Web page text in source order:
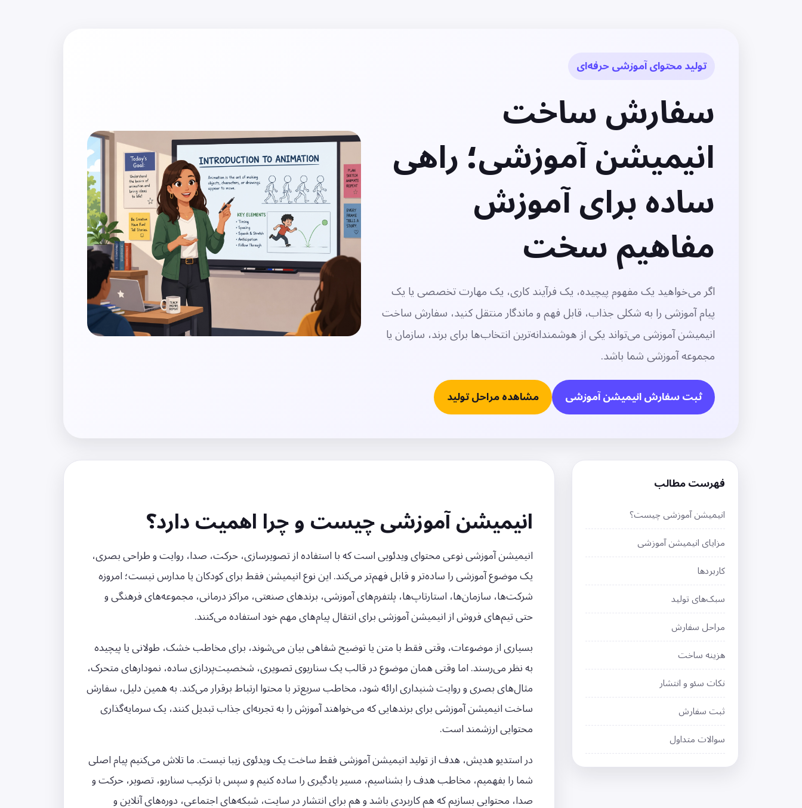
تولید محتوای آموزشی حرفه‌ای
سفارش ساخت
انیمیشن آموزشی؛ راهی
ساده برای آموزش
مفاهیم سخت
اگر می‌خواهید یک مفهوم پیچیده، یک فرآیند کاری، یک مهارت تخصصی یا یک
پیام آموزشی را به شکلی جذاب، قابل فهم و ماندگار منتقل کنید، سفارش ساخت
انیمیشن آموزشی می‌تواند یکی از هوشمندانه‌ترین انتخاب‌ها برای برند، سازمان یا
مجموعه آموزشی شما باشد.
ثبت سفارش انیمیشن آموزشی مشاهده مراحل تولید
فهرست مطالب
انیمیشن آموزشی چیست؟
مزایای انیمیشن آموزشی
کاربردها
سبک‌های تولید
مراحل سفارش
هزینه ساخت
نکات سئو و انتشار
ثبت سفارش
سوالات متداول
انیمیشن آموزشی چیست و چرا اهمیت دارد؟
انیمیشن آموزشی نوعی محتوای ویدئویی است که با استفاده از تصویرسازی، حرکت، صدا، روایت و طراحی بصری،
یک موضوع آموزشی را ساده‌تر و قابل فهم‌تر می‌کند. این نوع انیمیشن فقط برای کودکان یا مدارس نیست؛ امروزه
شرکت‌ها، سازمان‌ها، استارتاپ‌ها، پلتفرم‌های آموزشی، برندهای صنعتی، مراکز درمانی، مجموعه‌های فرهنگی و
حتی تیم‌های فروش از انیمیشن آموزشی برای انتقال پیام‌های مهم خود استفاده می‌کنند.
بسیاری از موضوعات، وقتی فقط با متن یا توضیح شفاهی بیان می‌شوند، برای مخاطب خشک، طولانی یا پیچیده
به نظر می‌رسند. اما وقتی همان موضوع در قالب یک سناریوی تصویری، شخصیت‌پردازی ساده، نمودارهای متحرک،
مثال‌های بصری و روایت شنیداری ارائه شود، مخاطب سریع‌تر با محتوا ارتباط برقرار می‌کند. به همین دلیل، سفارش
ساخت انیمیشن آموزشی برای برندهایی که می‌خواهند آموزش را به تجربه‌ای جذاب تبدیل کنند، یک سرمایه‌گذاری
محتوایی ارزشمند است.
در استدیو هدیش، هدف از تولید انیمیشن آموزشی فقط ساخت یک ویدئوی زیبا نیست. ما تلاش می‌کنیم پیام اصلی
شما را بفهمیم، مخاطب هدف را بشناسیم، مسیر یادگیری را ساده کنیم و سپس با ترکیب سناریو، تصویر، حرکت و
صدا، محتوایی بسازیم که هم کاربردی باشد و هم برای انتشار در سایت، شبکه‌های اجتماعی، دوره‌های آنلاین و